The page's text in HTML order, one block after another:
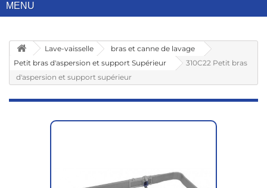
MENU
Lave-vaisselle
bras et canne de lavage
Petit bras d'aspersion et support Supérieur
310C22 Petit bras
d'aspersion et support supérieur